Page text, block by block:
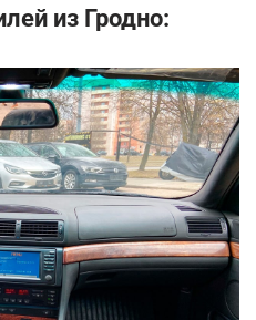
из Гродно: